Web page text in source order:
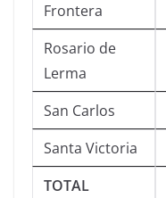
Frontera
Rosario de
Lerma
San Carlos
Santa Victoria
TOTAL